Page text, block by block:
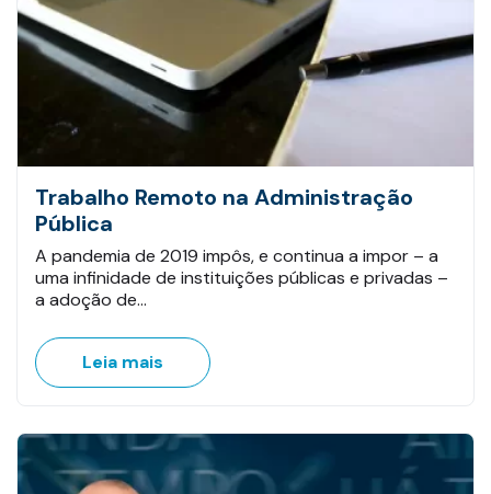
Trabalho Remoto na Administração
Pública
A pandemia de 2019 impôs, e continua a impor – a
uma infinidade de instituições públicas e privadas –
a adoção de…
Leia mais